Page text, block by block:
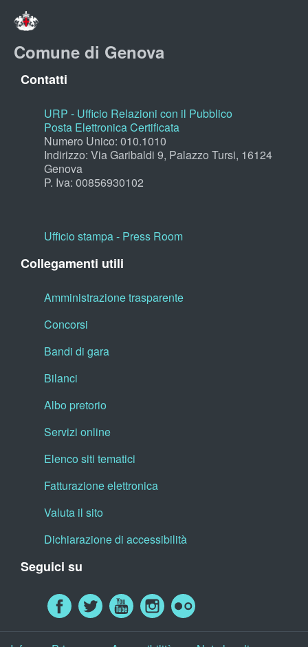
Comune di Genova
Contatti
URP - Ufficio Relazioni con il Pubblico
Posta Elettronica Certificata
Numero Unico: 010.1010
Indirizzo: Via Garibaldi 9, Palazzo Tursi, 16124
Genova
P. Iva: 00856930102
Ufficio stampa - Press Room
Collegamenti utili
Amministrazione trasparente
Concorsi
Bandi di gara
Bilanci
Albo pretorio
Servizi online
Elenco siti tematici
Fatturazione elettronica
Valuta il sito
Dichiarazione di accessibilità
Seguici su